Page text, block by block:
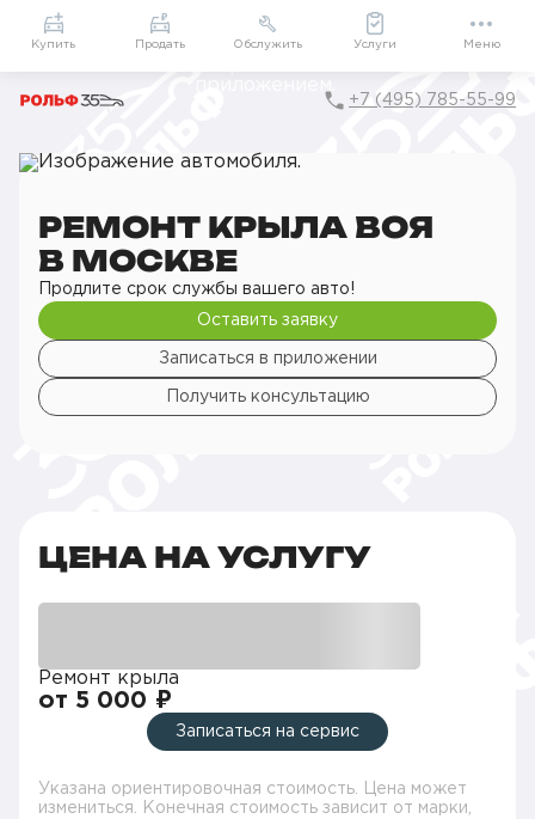
Приложение
Мой РОЛЬФ
Подарки внутри
+7 (495) 785-55-99
Главная
РОЛЬФ Сервис
Сервис Voyah
Кузовной ремонт
Ремонт деталей кузова
Ремонт крыла
РЕМОНТ КРЫЛА ВОЯ
В МОСКВЕ
Продлите срок службы вашего авто!
Оставить заявку
Записаться в приложении
Получить консультацию
ЦЕНА НА УСЛУГУ
Ремонт крыла
от 5 000 ₽
Записаться на сервис
Указана ориентировочная стоимость. Цена может
измениться. Конечная стоимость зависит от марки,
Купить Продать Обслужить Услуги Меню